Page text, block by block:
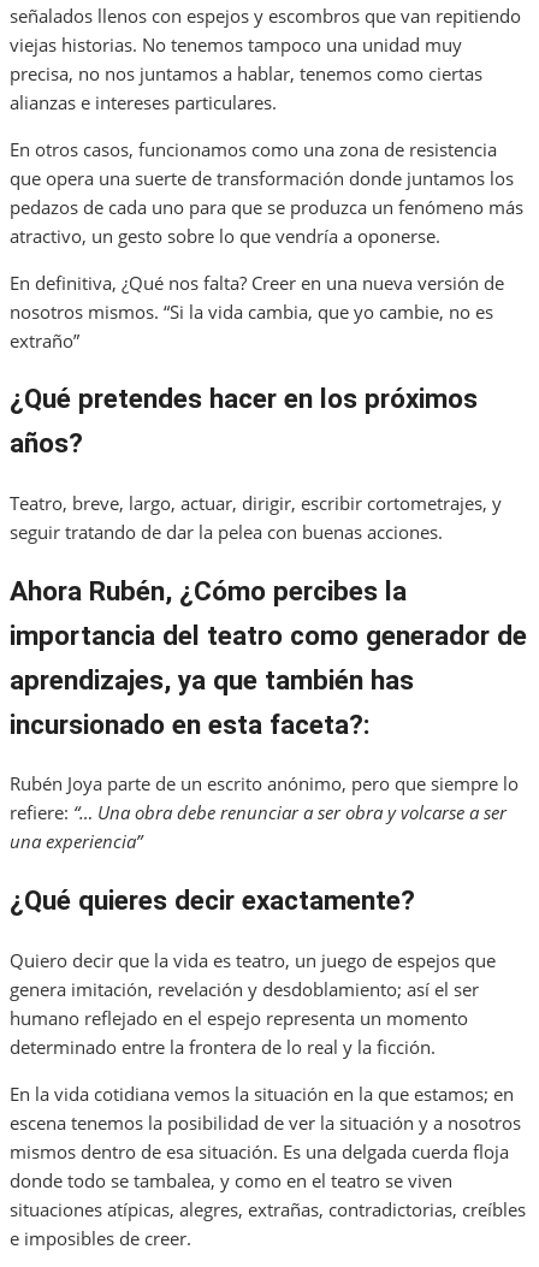
señalados llenos con espejos y escombros que van repitiendo
viejas historias. No tenemos tampoco una unidad muy
precisa, no nos juntamos a hablar, tenemos como ciertas
alianzas e intereses particulares.
En otros casos, funcionamos como una zona de resistencia
que opera una suerte de transformación donde juntamos los
pedazos de cada uno para que se produzca un fenómeno más
atractivo, un gesto sobre lo que vendría a oponerse.
En definitiva, ¿Qué nos falta? Creer en una nueva versión de
nosotros mismos. “Si la vida cambia, que yo cambie, no es
extraño”
¿Qué pretendes hacer en los próximos
años?
Teatro, breve, largo, actuar, dirigir, escribir cortometrajes, y
seguir tratando de dar la pelea con buenas acciones.
Ahora Rubén, ¿Cómo percibes la
importancia del teatro como generador de
aprendizajes, ya que también has
incursionado en esta faceta?:
Rubén Joya parte de un escrito anónimo, pero que siempre lo
refiere: “… Una obra debe renunciar a ser obra y volcarse a ser
una experiencia”
¿Qué quieres decir exactamente?
Quiero decir que la vida es teatro, un juego de espejos que
genera imitación, revelación y desdoblamiento; así el ser
humano reflejado en el espejo representa un momento
determinado entre la frontera de lo real y la ficción.
En la vida cotidiana vemos la situación en la que estamos; en
escena tenemos la posibilidad de ver la situación y a nosotros
mismos dentro de esa situación. Es una delgada cuerda floja
donde todo se tambalea, y como en el teatro se viven
situaciones atípicas, alegres, extrañas, contradictorias, creíbles
e imposibles de creer.